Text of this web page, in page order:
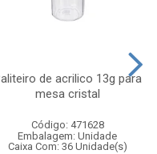
de acrilico 13g para
mesa cristal
Código: 471628
Embalagem: Unidade
Caixa Com: 36 Unidade(s)